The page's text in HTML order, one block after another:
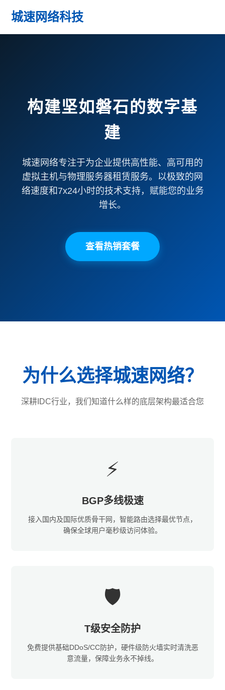
城速网络科技
构建坚如磐石的数字基
建
城速网络专注于为企业提供高性能、高可用的
虚拟主机与物理服务器租赁服务。以极致的网
络速度和7x24小时的技术支持，赋能您的业务
增长。
查看热销套餐
为什么选择城速网络？
深耕IDC行业，我们知道什么样的底层架构最适合您
⚡
BGP多线极速
接入国内及国际优质骨干网，智能路由选择最优节点，
确保全球用户毫秒级访问体验。
🛡️
T级安全防护
免费提供基础DDoS/CC防护，硬件级防火墙实时清洗恶
意流量，保障业务永不掉线。